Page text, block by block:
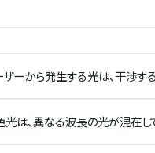
ザーから発生する光は、干渉す
光は、異なる波長の光が混在し